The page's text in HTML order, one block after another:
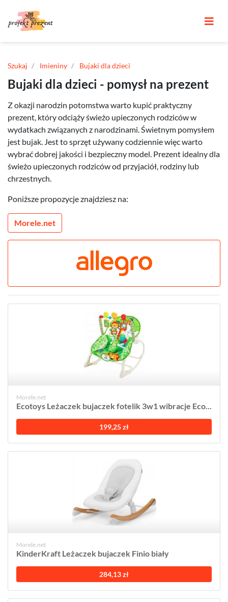
Szukaj Imieniny Bujaki dla dzieci
Bujaki dla dzieci - pomysł na prezent
Z okazji narodzin potomstwa warto kupić praktyczny
prezent, który odciąży świeżo upieczonych rodziców w
wydatkach związanych z narodzinami. Świetnym pomysłem
jest bujak. Jest to sprzęt używany codziennie więc warto
wybrać dobrej jakości i bezpieczny model. Prezent idealny dla
świeżo upieczonych rodziców od przyjaciół, rodziny lub
chrzestnych.
Poniższe propozycje znajdziesz na:
Morele.net
Morele.net
Ecotoys Leżaczek bujaczek fotelik 3w1 wibracje Eco...
199,25 zł
Morele.net
KinderKraft Leżaczek bujaczek Finio biały
284,13 zł